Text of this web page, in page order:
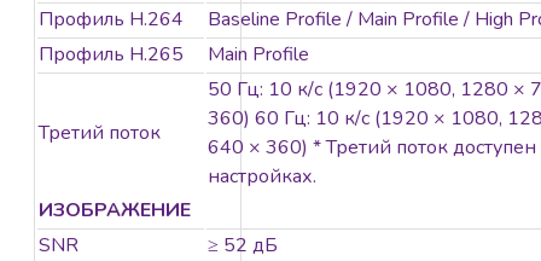
простой
установки и
мониторинга
эффективного
изображение
Профиль H.264
Baseline Profile / Main Profile / High
Профиль H.265
Main Profile
Третий поток
50 Гц: 10 к/с (1920 × 1080, 1280 ×
360) 60 Гц: 10 к/с (1920 × 1080,
640 × 360) * Третий поток
настройках.
ИЗОБРАЖЕНИЕ
SNR
≥ 52 дБ